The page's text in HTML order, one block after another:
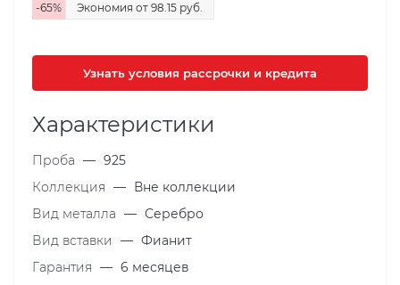
-65% Экономия от 98.15 руб.
Узнать условия рассрочки и кредита
Характеристики
Проба — 925
Коллекция — Вне коллекции
Вид металла — Серебро
Вид вставки
— Фианит
Гарантия — 6 месяцев